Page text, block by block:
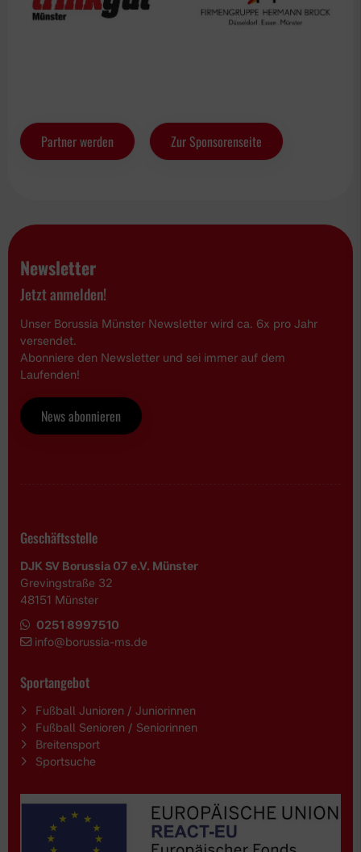
Partner werden Zur Sponsorenseite
Newsletter
Jetzt anmelden!
Unser Borussia Münster Newsletter wird ca. 6x pro Jahr
versendet.
Abonniere den Newsletter und sei immer auf dem
Laufenden!
News abonnieren
Geschäftsstelle
DJK SV Borussia 07 e.V. Münster
Grevingstraße 32
48151 Münster
0251 8997510
info@borussia-ms.de
Sportangebot
Fußball Junioren / Juniorinnen
Fußball Senioren / Seniorinnen
Breitensport
Sportsuche